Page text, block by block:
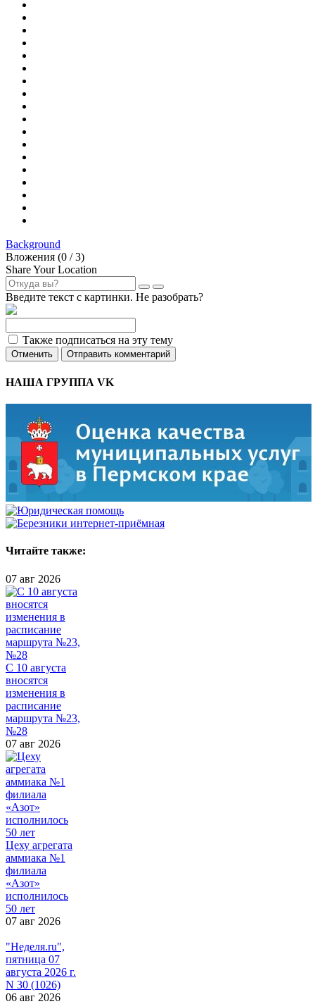
Background
Вложения (0 / 3)
Share Your Location
Введите текст с картинки. Не разобрать?
Также подписаться на эту тему
Отменить Отправить комментарий
НАША ГРУППА VK
Читайте также:
07 авг 2026
С 10 августа
вносятся
изменения в
расписание
маршрута №23,
№28
07 авг 2026
Цеху агрегата
аммиака №1
филиала
«Азот»
исполнилось
50 лет
07 авг 2026
"Неделя.ru",
пятница 07
августа 2026 г.
N 30 (1026)
06 авг 2026